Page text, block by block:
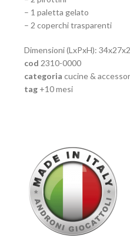
– 1 paletta gelato
– 2 coperchi trasparenti
Dimensioni (LxPxH):
cod 2310-0000
categoria cucine &
tag +10 mesi